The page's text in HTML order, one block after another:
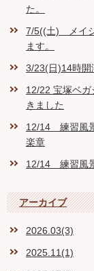
た。
7/5((土) メイ
ます。
3/23(日)14時
12/22 宝塚ベ
きました
12/14 練習風
楽章
12/14 練習風
アーカイブ
2026.03(3)
2025.11(1)